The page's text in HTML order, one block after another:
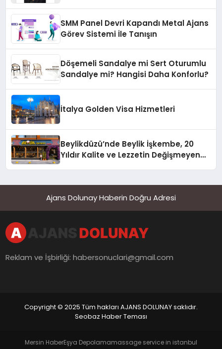
SMM Panel Devri Kapandı Metal Ajans
Görev Sistemi İle Tanışın
Döşemeli Sandalye mi Sert Oturumlu
Sandalye mi? Hangisi Daha Konforlu?
İtalya Golden Visa Hizmetleri
Beylikdüzü’nde Beylik İşkembe, 20
Yıldır Kalite ve Lezzetin Değişmeyen
Ajans Dolunay Haberin Doğru Adresi
Reklam ve İşbirliği:habersonuclari@gmail.com
Copyright © 2025 Tüm hakları AJANS DOLUNAY saklıdır.
Seobaz Haber Teması
Mersin HaberEşya Depolamamassage service in istanbul